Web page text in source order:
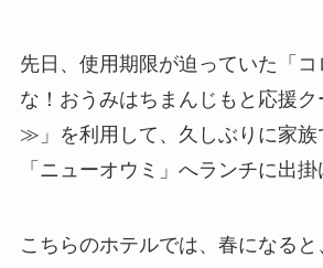
先日、使用期限が迫っていた「コ
な！おうみはちまんじもと応援
≫」を利用して、久しぶりに家族
「ニューオウミ」へランチに出掛
こちらのホテルでは、春になる